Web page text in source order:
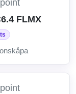
FLMX